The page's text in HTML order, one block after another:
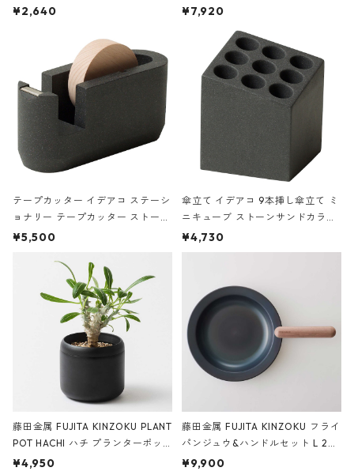
ハードカバー 罫線 ヴァン・ゴッホ
¥2,640
urniture WALL Table B5 ネイビー
¥7,920
テープカッター イデアコ ステーシ
ョナリー テープカッター ストーン
サンドカラー 石調 ideaco Station
¥5,500
傘立て イデアコ 9本挿し傘立て ミ
ニキューブ ストーンサンドカラー
石調 ideaco Umbrella Stand CUB
E ストーンサンドブラック
¥4,730
藤田金属 FUJITA KINZOKU PLANT
POT HACHI ハチ プランターポッ
ト 3号 ブラック
¥4,950
藤田金属 FUJITA KINZOKU フライ
パンジュウ&ハンドルセット L 24c
m ガス火・IH対応 鉄フライパン
¥9,900